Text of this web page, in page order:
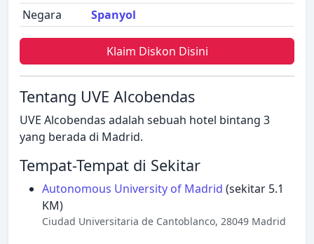
Negara Spanyol
Klaim Diskon Disini
Tentang UVE Alcobendas
UVE Alcobendas adalah sebuah hotel bintang 3
yang berada di Madrid.
Tempat-Tempat di Sekitar
Autonomous University of Madrid (sekitar 5.1
KM)
Ciudad Universitaria de Cantoblanco, 28049 Madrid